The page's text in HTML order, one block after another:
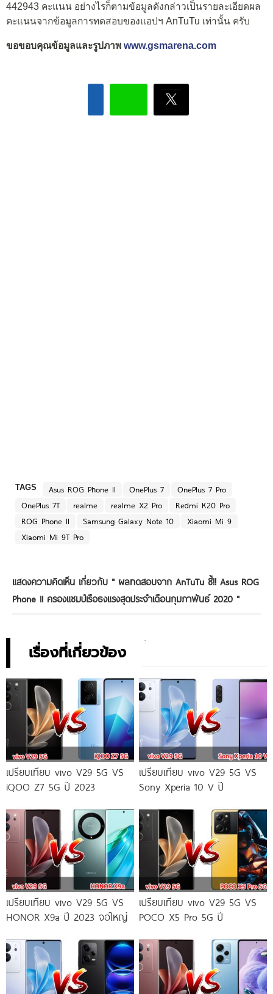
442943 คะแนน อย่างไรก็ตามข้อมูลดังกล่าวเป็นรายละเอียดผล
คะแนนจากข้อมูลการทดสอบของแอปฯ AnTuTu เท่านั้น ครับ
ขอขอบคุณข้อมูลและรูปภาพ www.gsmarena.com
TAGS Asus ROG Phone II OnePlus 7
OnePlus 7 Pro
OnePlus 7T
realme realme X2 Pro
Redmi K20 Pro
ROG Phone II
Samsung Galaxy Note 10
Xiaomi Mi 9
Xiaomi Mi 9T Pro
แสดงความคิดเห็น เกี่ยวกับ " ผลทดสอบจาก AnTuTu ชี้!! Asus ROG
Phone II ครองแชมป์เรือธงแรงสุดประจำเดือนกุมภาพันธ์ 2020 "
เรื่องที่เกี่ยวข้อง
เปรียบเทียบ vivo V29 5G VS
iQOO Z7 5G ปี 2023
เปรียบเทียบ vivo V29 5G VS
Sony Xperia 10 V ปี
เปรียบเทียบ vivo V29 5G VS
HONOR X9a ปี 2023 จอใหญ่
เปรียบเทียบ vivo V29 5G VS
POCO X5 Pro 5G ปี